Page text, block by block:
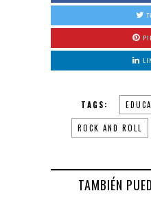
TAGS:
ROCK AND ROLL
TAMBIÉN